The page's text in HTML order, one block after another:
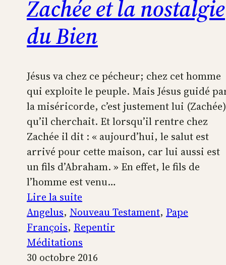
Zachée et la nostalgie
du Bien
Jésus va chez ce pécheur; chez cet homme
qui exploite le peuple. Mais Jésus guidé
la miséricorde, c’est justement lui (Zachée)
qu’il cherchait. Et lorsqu’il rentre chez
Zachée il dit : « aujourd’hui, le salut est
arrivé pour cette maison, car lui aussi est
un fils d’Abraham. » En effet, le fils de
l’homme est venu…
Lire la suite
Zachée
et
la
nostalgie
Angelus, Nouveau Testament, Pape
François, Repentir
Méditations
30 octobre 2016